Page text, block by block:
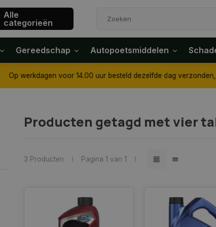
Alle
categorieën
Gereedschap Autopoetsmiddelen
Op werkdagen voor 14.00 uur besteld dezelfde dag verzonden,
Producten getagd met vier
3 Producten Pagina 1 van 1